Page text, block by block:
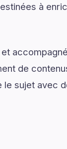
à
de
le sujet avec